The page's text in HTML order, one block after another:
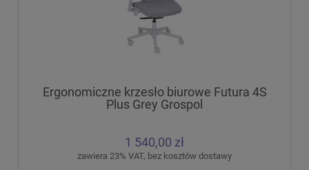
Ergonomiczne krzesło biurowe Futura 4S
Plus Grey Grospol
1 540,00 zł
zawiera 23% VAT, bez kosztów dostawy